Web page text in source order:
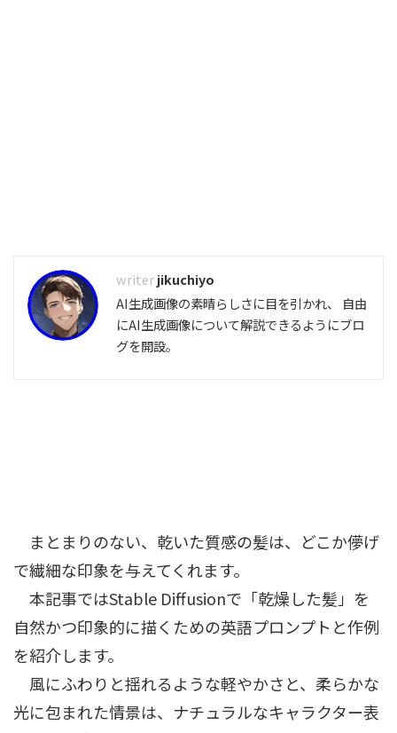
jikuchiyo
AI生成画像の素晴らしさに目を引かれ、 自由
にAI生成画像について解説できるようにブロ
グを開設。
まとまりのない、乾いた質感の髪は、どこか儚げ
で繊細な印象を与えてくれます。
本記事ではStable Diffusionで「乾燥した髪」を
自然かつ印象的に描くための英語プロンプトと作例
を紹介します。
風にふわりと揺れるような軽やかさと、柔らかな
光に包まれた情景は、ナチュラルなキャラクター表